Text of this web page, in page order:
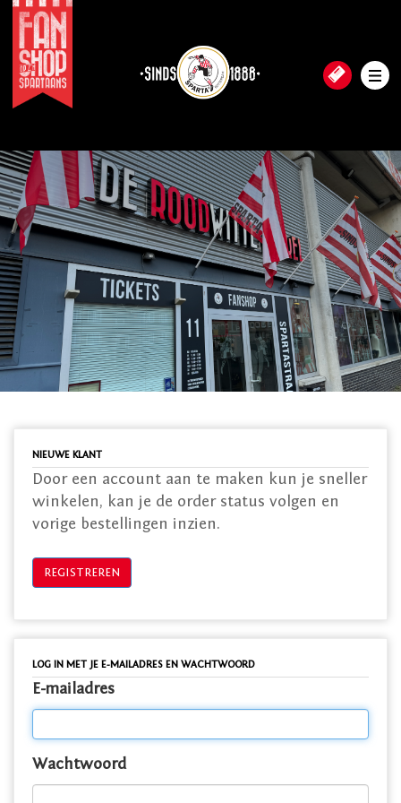
NIEUWE KLANT
Door een account aan te maken kun je sneller
winkelen, kan je de order status volgen en
vorige bestellingen inzien.
LOG IN MET JE E-MAILADRES EN WACHTWOORD
E-mailadres
Wachtwoord